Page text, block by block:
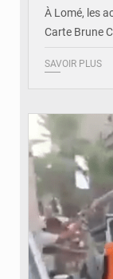
À Lomé, les
Carte Brune
SAVOIR PLUS